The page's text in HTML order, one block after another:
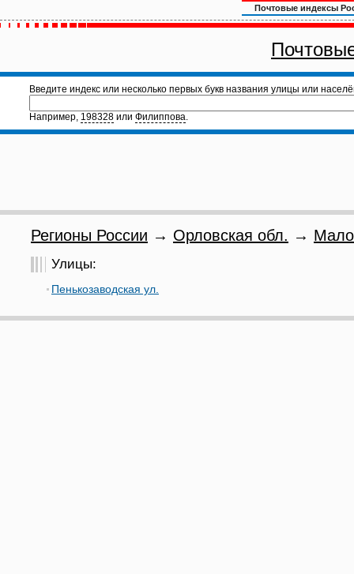
Почтовые индексы
Введите индекс или несколько первых букв названия улицы или
Например, 198328 или Филиппова.
Регионы России → Орловская обл. →
Улицы:
Пенькозаводская ул.